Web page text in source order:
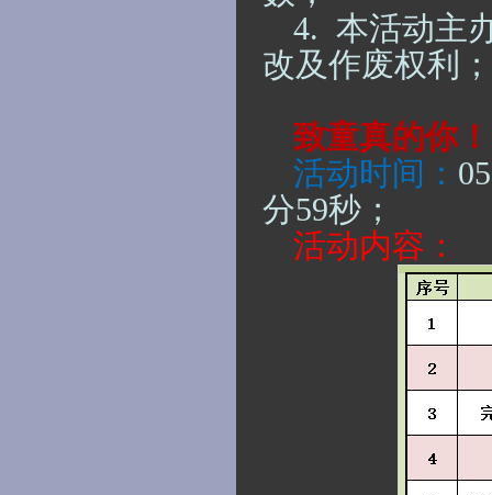
4. 本活动主
改及作废权利；
致童真的你！
活动时间：
分59秒 ；
活动内容：